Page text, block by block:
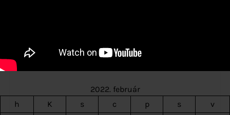
2022. február
h
K s c p s
v